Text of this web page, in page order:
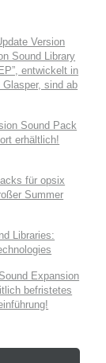
Version
Sound Library
entwickelt in
sind ab
Sound Pack
erhältlich!
für opsix
Summer
Libraries:
Expansion
befristetes